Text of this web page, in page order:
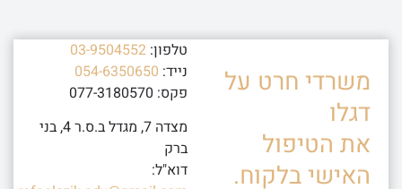
משרדי חרט על
דגלו
את הטיפול
האישי בלקוח.
טלפון: 03-9504552
נייד: 054-6350650
פקס: 077-3180570
מצדה 7, מגדל ב.ס.ר 4, בני
ברק
דוא"ל: